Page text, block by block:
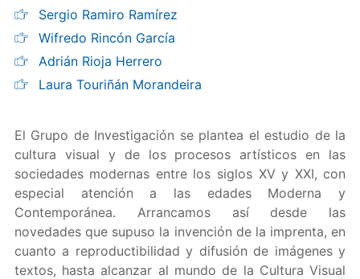
Sergio Ramiro Ramírez
Wifredo Rincón García
Adrián Rioja Herrero
Laura Touriñán Morandeira
El Grupo de Investigación se plantea el estudio de la
cultura visual y de los procesos artísticos en las
sociedades modernas entre los siglos XV y XXI, con
especial atención a las edades Moderna y
Contemporánea. Arrancamos así desde las
novedades que supuso la invención de la imprenta, en
cuanto a reproductibilidad y difusión de imágenes y
textos, hasta alcanzar al mundo de la Cultura Visual